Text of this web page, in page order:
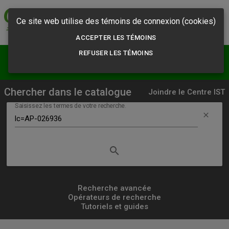
normes, de l'équité,
de la santé et de la
Chercher dans le catalogue Joindre le Centre IST
Saisissez les termes de votre recherche.
clear
searchLancer
recherche
simple
Recherche avancée
Opérateurs de recherche
Tutoriels et guides
Ce site web utilise des témoins de connexion (cookies)
ACCEPTER LES TÉMOINS
REFUSER LES TÉMOINS